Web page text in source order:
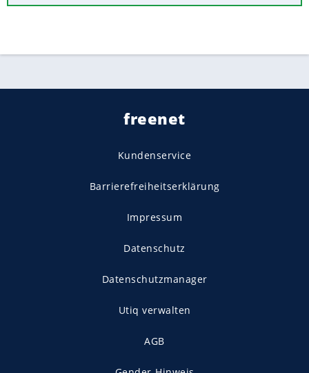
freenet
Kundenservice
Barrierefreiheitserklärung
Impressum
Datenschutz
Datenschutzmanager
Utiq verwalten
AGB